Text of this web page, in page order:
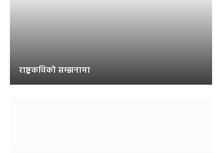
राष्ट्रकविको सम्झनामा